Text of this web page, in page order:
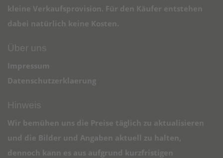
kleine Verkaufsprovision. Für den Käufer entstehen
dabei natürlich keine Kosten.
Über uns
Impressum
Datenschutzerklaerung
Hinweis
Wir bemühen uns die Preise täglich zu aktualisieren
und die Bilder und Angaben aktuell zu halten,
dennoch kann es aus aufgrund kurzfristigen